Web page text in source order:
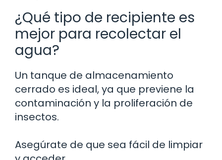
¿Qué tipo de recipiente es
mejor para recolectar el
agua?
Un tanque de almacenamiento
cerrado es ideal, ya que previene la
contaminación y la proliferación de
insectos.
Asegúrate de que sea fácil de limpiar